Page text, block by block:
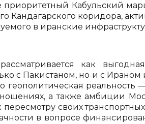
приоритетный Кабульский
Кандагарского коридора,
в иранские
как
с Пакистаном, но и с
геополитическая реальность
а также амбиции
своих
в вопросе